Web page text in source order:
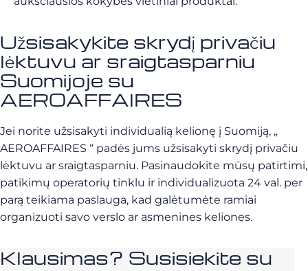
Užsisakykite skrydį privačiu
lėktuvu ar sraigtasparniu
Suomijoje su
AEROAFFAIRES
Jei norite užsisakyti individualią kelionę į Suomiją, „
AEROAFFAIRES “ padės jums užsisakyti skrydį privačiu
lėktuvu ar sraigtasparniu. Pasinaudokite mūsų patirtimi,
patikimų operatorių tinklu ir individualizuota 24 val. per
parą teikiama paslauga, kad galėtumėte ramiai
organizuoti savo verslo ar asmenines keliones.
Klausimas? Susisiekite su